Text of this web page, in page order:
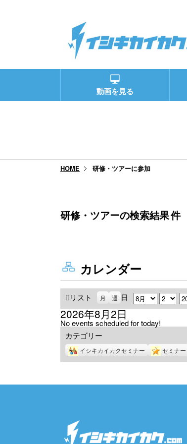
動画を見る
HOME 研修・ツアーに参加
研修・ツアーの検索結果件
カレンダー
リスト
示
月 週 日 月 日 年
2026年8月2日
No events scheduled for today!
カテゴリー
イシキカイカクセミナー セミナー